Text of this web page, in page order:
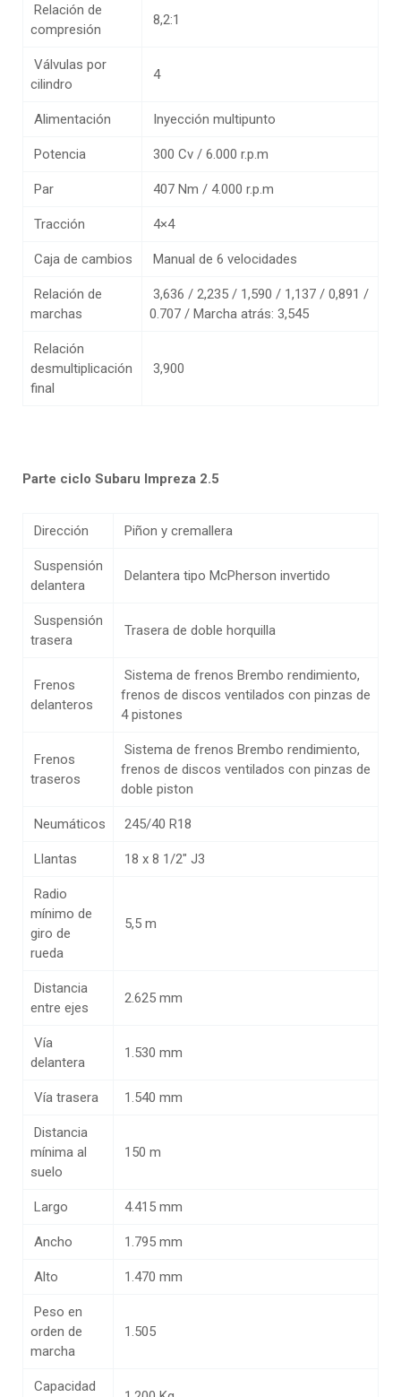
Relación de
compresión
8,2:1
Válvulas por
cilindro
4
Alimentación Inyección multipunto
Potencia 300 Cv / 6.000 r.p.m
Par 407 Nm / 4.000 r.p.m
Tracción 4×4
Caja de cambios Manual de 6 velocidades
Relación de
marchas
3,636 / 2,235 / 1,590 / 1,137 / 0,891 /
0.707 / Marcha atrás: 3,545
Relación
desmultiplicación
final
3,900
Parte ciclo Subaru Impreza 2.5
Dirección Piñon y cremallera
Suspensión
delantera
Delantera tipo McPherson invertido
Suspensión
trasera
Trasera de doble horquilla
Frenos
delanteros
Sistema de frenos Brembo rendimiento,
frenos de discos ventilados con pinzas de
4 pistones
Frenos
traseros
Sistema de frenos Brembo rendimiento,
frenos de discos ventilados con pinzas de
doble piston
Neumáticos 245/40 R18
Llantas 18 x 8 1/2″ J3
Radio
mínimo de
giro de
rueda
5,5 m
Distancia
entre ejes
2.625 mm
Vía
delantera
1.530 mm
Vía trasera 1.540 mm
Distancia
mínima al
suelo
150 m
Largo 4.415 mm
Ancho 1.795 mm
Alto 1.470 mm
Peso en
orden de
marcha
1.505
Capacidad